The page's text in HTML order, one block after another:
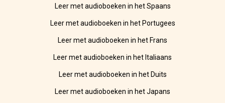
Leer met audioboeken in het Spaans
Leer met audioboeken in het Portugees
Leer met audioboeken in het Frans
Leer met audioboeken in het Italiaans
Leer met audioboeken in het Duits
Leer met audioboeken in het Japans